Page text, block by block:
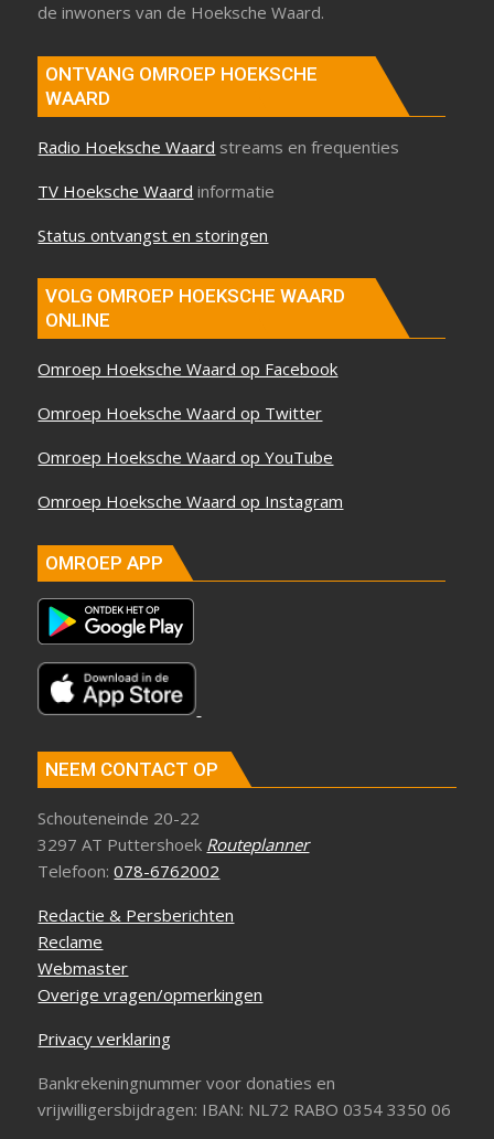
de inwoners van de Hoeksche Waard.
ONTVANG OMROEP HOEKSCHE
WAARD
Radio Hoeksche Waard streams en frequenties
TV Hoeksche Waard informatie
Status ontvangst en storingen
VOLG OMROEP HOEKSCHE WAARD
ONLINE
Omroep Hoeksche Waard op Facebook
Omroep Hoeksche Waard op Twitter
Omroep Hoeksche Waard op YouTube
Omroep Hoeksche Waard op Instagram
OMROEP APP
NEEM CONTACT OP
Schouteneinde 20-22
3297 AT Puttershoek Routeplanner
Telefoon:078-6762002
Redactie & Persberichten
Reclame
Webmaster
Overige vragen/opmerkingen
Privacy verklaring
Bankrekeningnummer voor donaties en
vrijwilligersbijdragen: IBAN: NL72 RABO 0354 3350 06